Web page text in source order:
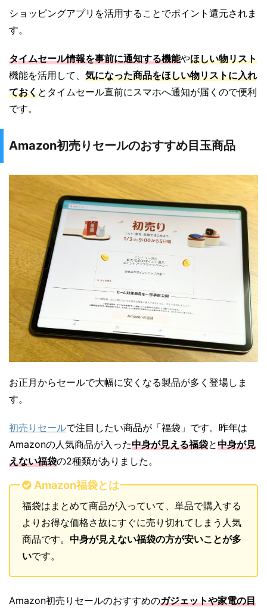
ショッピングアプリを活用することでポイント還元されま
す。
タイムセール情報を事前に通知する機能やほしい物リスト
機能を活用して、 気になった商品をほしい物リストに入れ
ておくとタイムセール直前にスマホへ通知が届くので便利
です。
Amazon初売りセールのおすすめ目玉商品
お正月からセールで大幅に安くなる製品が多く登場しま
す。
初売りセールで注目したい商品が「福袋」です。昨年は
Amazonの人気商品が入った中身が見える福袋と中身が見
えない福袋の2種類がありました。
Amazon福袋とは
福袋はまとめて商品が入っていて、単品で購入する
よりお得な価格さ故にすぐに売り切れてしまう人気
商品です。 中身が見えない福袋の方が安いことが多
いです。
Amazon初売りセールのおすすめのガジェットや家電の目